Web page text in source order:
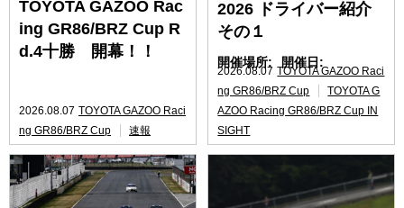
TOYOTA GAZOO Rac
ing GR86/BRZ Cup R
d.4十勝 開幕！！
2026.08.07 TOYOTA GAZOO Raci
ng GR86/BRZ Cup
速報
2026 ドライバー紹介
その１
開催場所: 開催日:
2026.08.07 TOYOTA GAZOO Raci
ng GR86/BRZ Cup
TOYOTA G
AZOO Racing GR86/BRZ Cup IN
SIGHT